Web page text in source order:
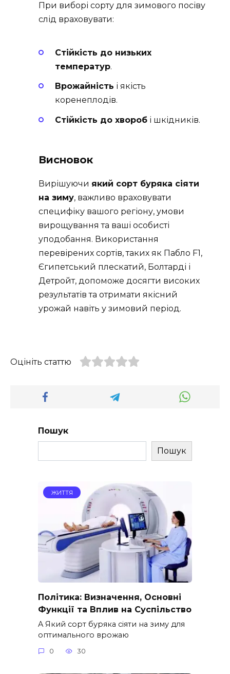
При виборі сорту для зимового посіву
слід враховувати:
Стійкість до низьких
температур.
Врожайність і якість
коренеплодів.
Стійкість до хвороб і шкідників.
Висновок
Вирішуючи який сорт буряка сіяти
на зиму, важливо враховувати
специфіку вашого регіону, умови
вирощування та ваші особисті
уподобання. Використання
перевірених сортів, таких як Пабло F1,
Єгипетський плескатий, Болтарді і
Детройт, допоможе досягти високих
результатів та отримати якісний
урожай навіть у зимовий період.
Оцініть статтю
Пошук
Пошук
ЖИТТЯ
Політика: Визначення, Основні
Функції та Вплив на Суспільство
A Який сорт буряка сіяти на зиму для
оптимального врожаю
0 30